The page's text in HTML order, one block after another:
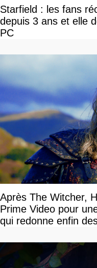
Starfield : les fans
depuis 3 ans et elle
PC
Après The Witcher,
Prime Video pour
qui redonne enfin